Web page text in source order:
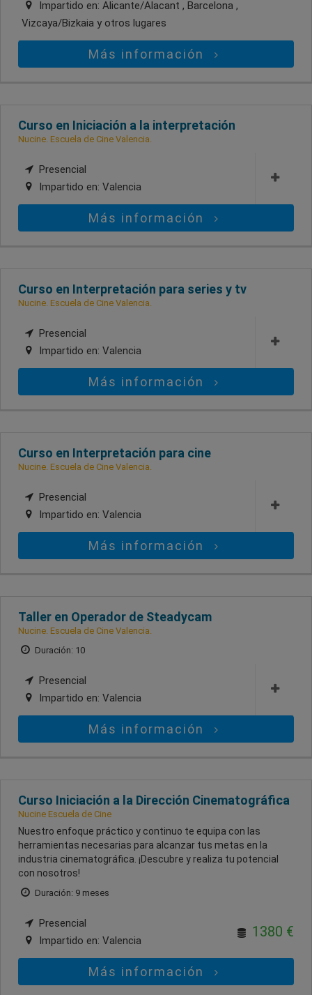
Impartido en: Alicante/Alacant , Barcelona ,
Vizcaya/Bizkaia y otros lugares
Más información
Curso en Iniciación a la interpretación
Nucine. Escuela de Cine Valencia.
Presencial
Impartido en: Valencia
Más información
Curso en Interpretación para series y tv
Nucine. Escuela de Cine Valencia.
Presencial
Impartido en: Valencia
Más información
Curso en Interpretación para cine
Nucine. Escuela de Cine Valencia.
Presencial
Impartido en: Valencia
Más información
Taller en Operador de Steadycam
Nucine. Escuela de Cine Valencia.
Duración: 10
Presencial
Impartido en: Valencia
Más información
Curso Iniciación a la Dirección Cinematográfica
Nucine Escuela de Cine
Nuestro enfoque práctico y continuo te equipa con las
herramientas necesarias para alcanzar tus metas en la
industria cinematográfica. ¡Descubre y realiza tu potencial
con nosotros!
Duración: 9 meses
Presencial
Impartido en: Valencia
1380 €
Más información